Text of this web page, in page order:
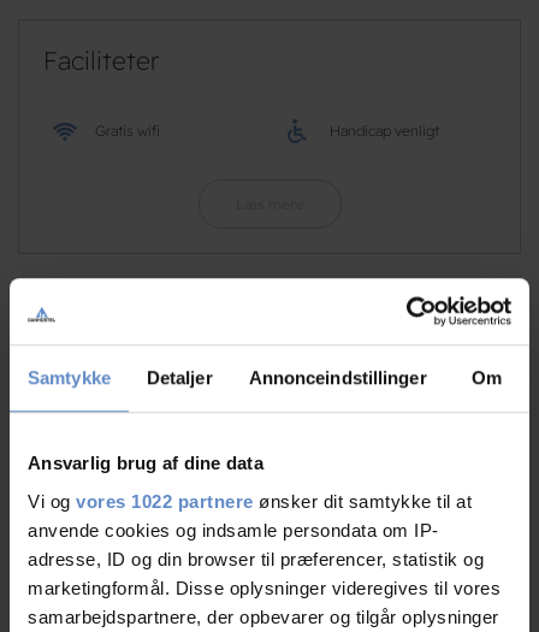
Samtykke Detaljer Annonceindstillinger Om
Ansvarlig brug af dine data
Vi og vores 1022 partnere ønsker dit samtykke til at
anvende cookies og indsamle persondata om IP-
adresse, ID og din browser til præferencer, statistik og
marketingformål. Disse oplysninger videregives til vores
samarbejdspartnere, der opbevarer og tilgår oplysninger
Faciliteter
Gratis wifi Handicap venligt
8,31
8,31 ud af 10
Baseret på 96 anmeldelser